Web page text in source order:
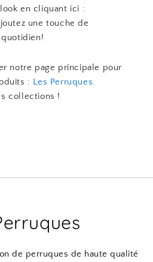
en cliquant ici :
une touche de
notre page principale pour
: Les Perruques.
collections !
de perruques de haute qualité